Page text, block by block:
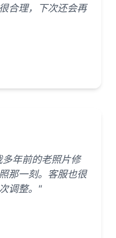
合理，下次还会再
年前的老照片修
那一刻。客服也很
调整。"